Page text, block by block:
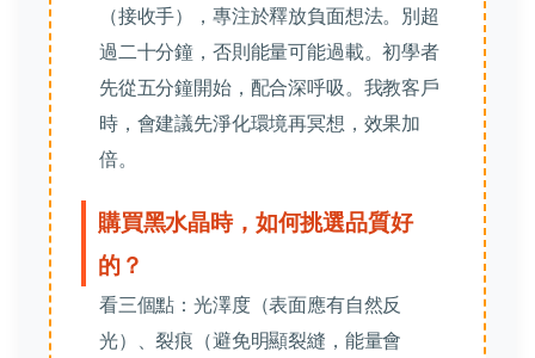
（接收手），專注於釋放負面想法。別超
過二十分鐘，否則能量可能過載。初學者
先從五分鐘開始，配合深呼吸。我教客戶
時，會建議先淨化環境再冥想，效果加
倍。
購買黑水晶時，如何挑選品質好
的？
看三個點：光澤度（表面應有自然反
光）、裂痕（避免明顯裂縫，能量會